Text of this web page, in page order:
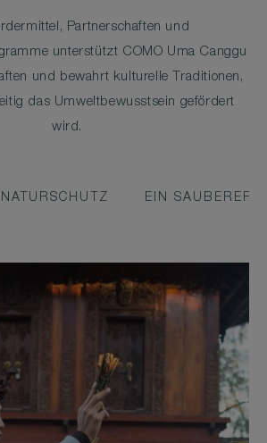
Partnerschaften und
unterstützt COMO Uma Canggu
und bewahrt kulturelle Traditionen,
das Umweltbewusstsein gefördert
wird.
NATURSCHUTZ EIN